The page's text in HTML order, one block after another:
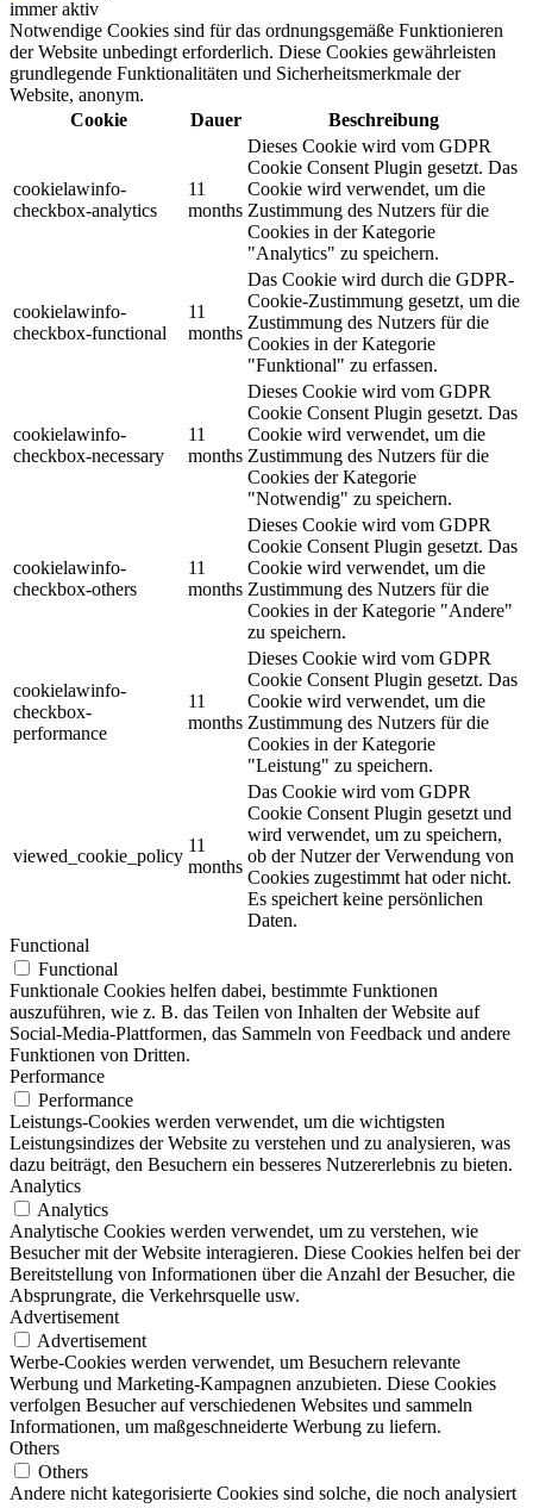
immer aktiv
Notwendige Cookies sind für das ordnungsgemäße Funktionieren
der Website unbedingt erforderlich. Diese Cookies gewährleisten
grundlegende Funktionalitäten und Sicherheitsmerkmale der
Website, anonym.
Cookie
Dauer Beschreibung
cookielawinfo-
checkbox-analytics
11
months
Dieses Cookie wird vom GDPR
Cookie Consent Plugin gesetzt. Das
Cookie wird verwendet, um die
Zustimmung des Nutzers für die
Cookies in der Kategorie
"Analytics" zu speichern.
cookielawinfo-
checkbox-functional
11
months
Das Cookie wird durch die GDPR-
Cookie-Zustimmung gesetzt, um die
Zustimmung des Nutzers für die
Cookies in der Kategorie
"Funktional" zu erfassen.
cookielawinfo-
checkbox-necessary
11
months
Dieses Cookie wird vom GDPR
Cookie Consent Plugin gesetzt. Das
Cookie wird verwendet, um die
Zustimmung des Nutzers für die
Cookies der Kategorie
"Notwendig" zu speichern.
cookielawinfo-
checkbox-others
11
months
Dieses Cookie wird vom GDPR
Cookie Consent Plugin gesetzt. Das
Cookie wird verwendet, um die
Zustimmung des Nutzers für die
Cookies in der Kategorie "Andere"
zu speichern.
cookielawinfo-
checkbox-
performance
11
months
Dieses Cookie wird vom GDPR
Cookie Consent Plugin gesetzt. Das
Cookie wird verwendet, um die
Zustimmung des Nutzers für die
Cookies in der Kategorie
"Leistung" zu speichern.
viewed_cookie_policy
11
months
Das Cookie wird vom GDPR
Cookie Consent Plugin gesetzt und
wird verwendet, um zu speichern,
ob der Nutzer der Verwendung von
Cookies zugestimmt hat oder nicht.
Es speichert keine persönlichen
Daten.
Functional
Functional
Funktionale Cookies helfen dabei, bestimmte Funktionen
auszuführen, wie z. B. das Teilen von Inhalten der Website auf
Social-Media-Plattformen, das Sammeln von Feedback und andere
Funktionen von Dritten.
Performance
Performance
Leistungs-Cookies werden verwendet, um die wichtigsten
Leistungsindizes der Website zu verstehen und zu analysieren, was
dazu beiträgt, den Besuchern ein besseres Nutzererlebnis zu bieten.
Analytics
Analytics
Analytische Cookies werden verwendet, um zu verstehen, wie
Besucher mit der Website interagieren. Diese Cookies helfen bei der
Bereitstellung von Informationen über die Anzahl der Besucher, die
Absprungrate, die Verkehrsquelle usw.
Advertisement
Advertisement
Werbe-Cookies werden verwendet, um Besuchern relevante
Werbung und Marketing-Kampagnen anzubieten. Diese Cookies
verfolgen Besucher auf verschiedenen Websites und sammeln
Informationen, um maßgeschneiderte Werbung zu liefern.
Others
Others
Andere nicht kategorisierte Cookies sind solche, die noch analysiert